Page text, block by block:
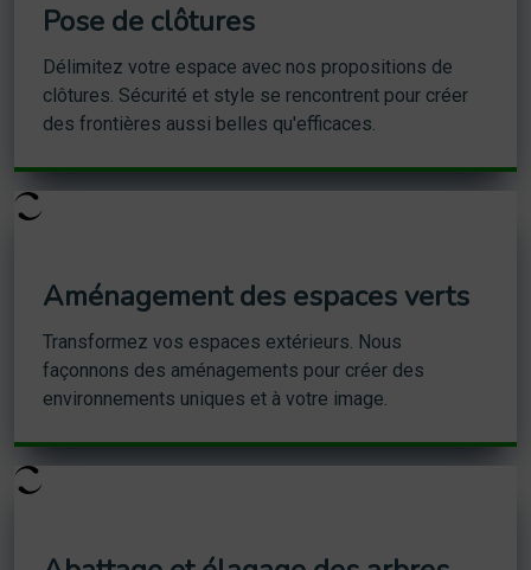
Pose de clôtures
Délimitez votre espace avec nos propositions de
clôtures. Sécurité et style se rencontrent pour créer
des frontières aussi belles qu'efficaces.
Aménagement des espaces verts
Transformez vos espaces extérieurs. Nous
façonnons des aménagements pour créer des
environnements uniques et à votre image.